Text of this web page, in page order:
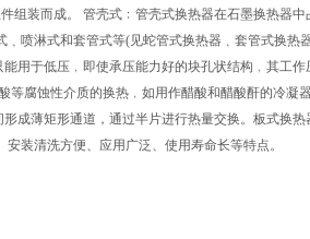
组装而成。 管壳式﹕管壳式换热器在石墨换热器中
喷淋式和套管式等(见蛇管式换热器﹑套管式换热
用于低压﹐即使承压能力好的块孔状结构﹐其工作
腐蚀性介质的换热﹐如用作醋酸和醋酸酐的冷凝器
成薄矩形通道，通过半片进行热量交换。板式换
装清洗方便、应用广泛、使用寿命长等特点。